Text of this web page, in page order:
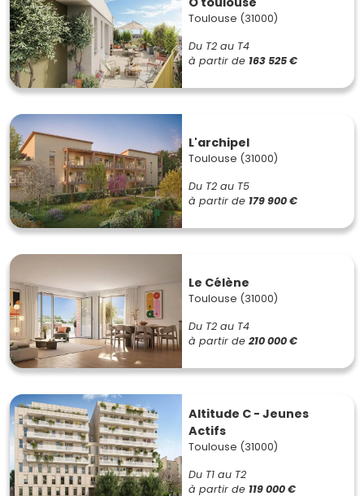
Toulouse (31000)
Du T2 au T4
à partir de 163 525 €
L'archipel
Toulouse (31000)
Du T2 au T5
à partir de 179 900 €
Le Célène
Toulouse (31000)
Du T2 au T4
à partir de 210 000 €
Altitude C - Jeunes
Actifs
Toulouse (31000)
Du T1 au T2
à partir de 119 000 €